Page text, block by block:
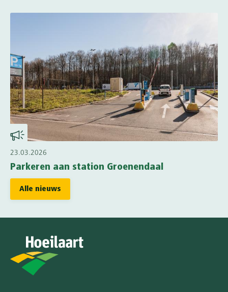
23.03.2026
Parkeren aan station Groenendaal
Alle nieuws